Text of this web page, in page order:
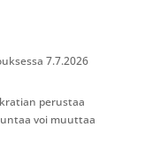
7.7.2026
perustaa
voi muuttaa